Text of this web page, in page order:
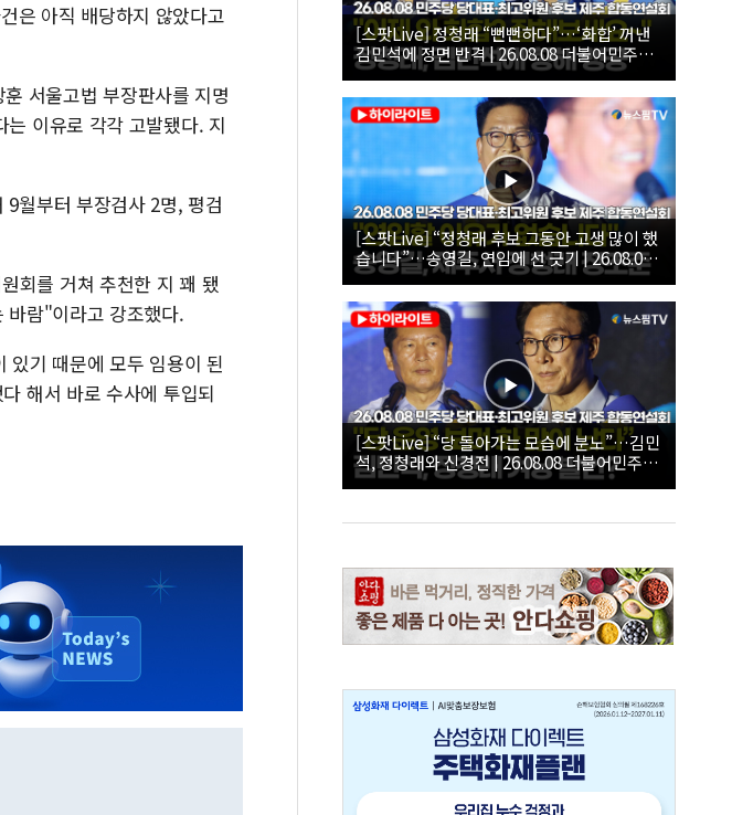
은 아직 배당하지 않았다고
서울고법 부장판사를 지명
이유로 각각 고발됐다. 지
월부터 부장검사 2명, 평검
회를 거쳐 추천한 지 꽤 됐
바람"이라고 강조했다.
기 때문에 모두 임용이 된
해서 바로 수사에 투입되
[스팟Live] 정청래 “뻔뻔하다”…‘화합’ 꺼낸
김민석에 정면 반격 | 26.08.08 더불어민주당
당대표·최고위원 후보 제주 합동연설회
[스팟Live] “정청래 후보 그동안 고생 많이 했
습니다”…송영길, 연임에 선 긋기 | 26.08.08
더불어민주당 당대표·최고위원 후보 제주 합
동연설회
[스팟Live] “당 돌아가는 모습에 분노”…김민
석, 정청래와 신경전 | 26.08.08 더불어민주당
당대표·최고위원 후보 제주 합동연설회